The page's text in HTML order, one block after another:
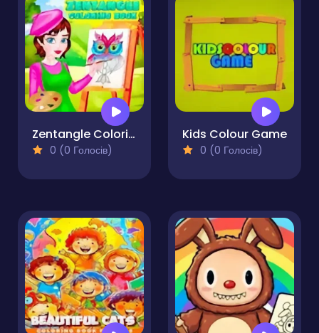
Zentangle Coloring Book
0 (0 Голосів)
Kids Colour Game
0 (0 Голосів)